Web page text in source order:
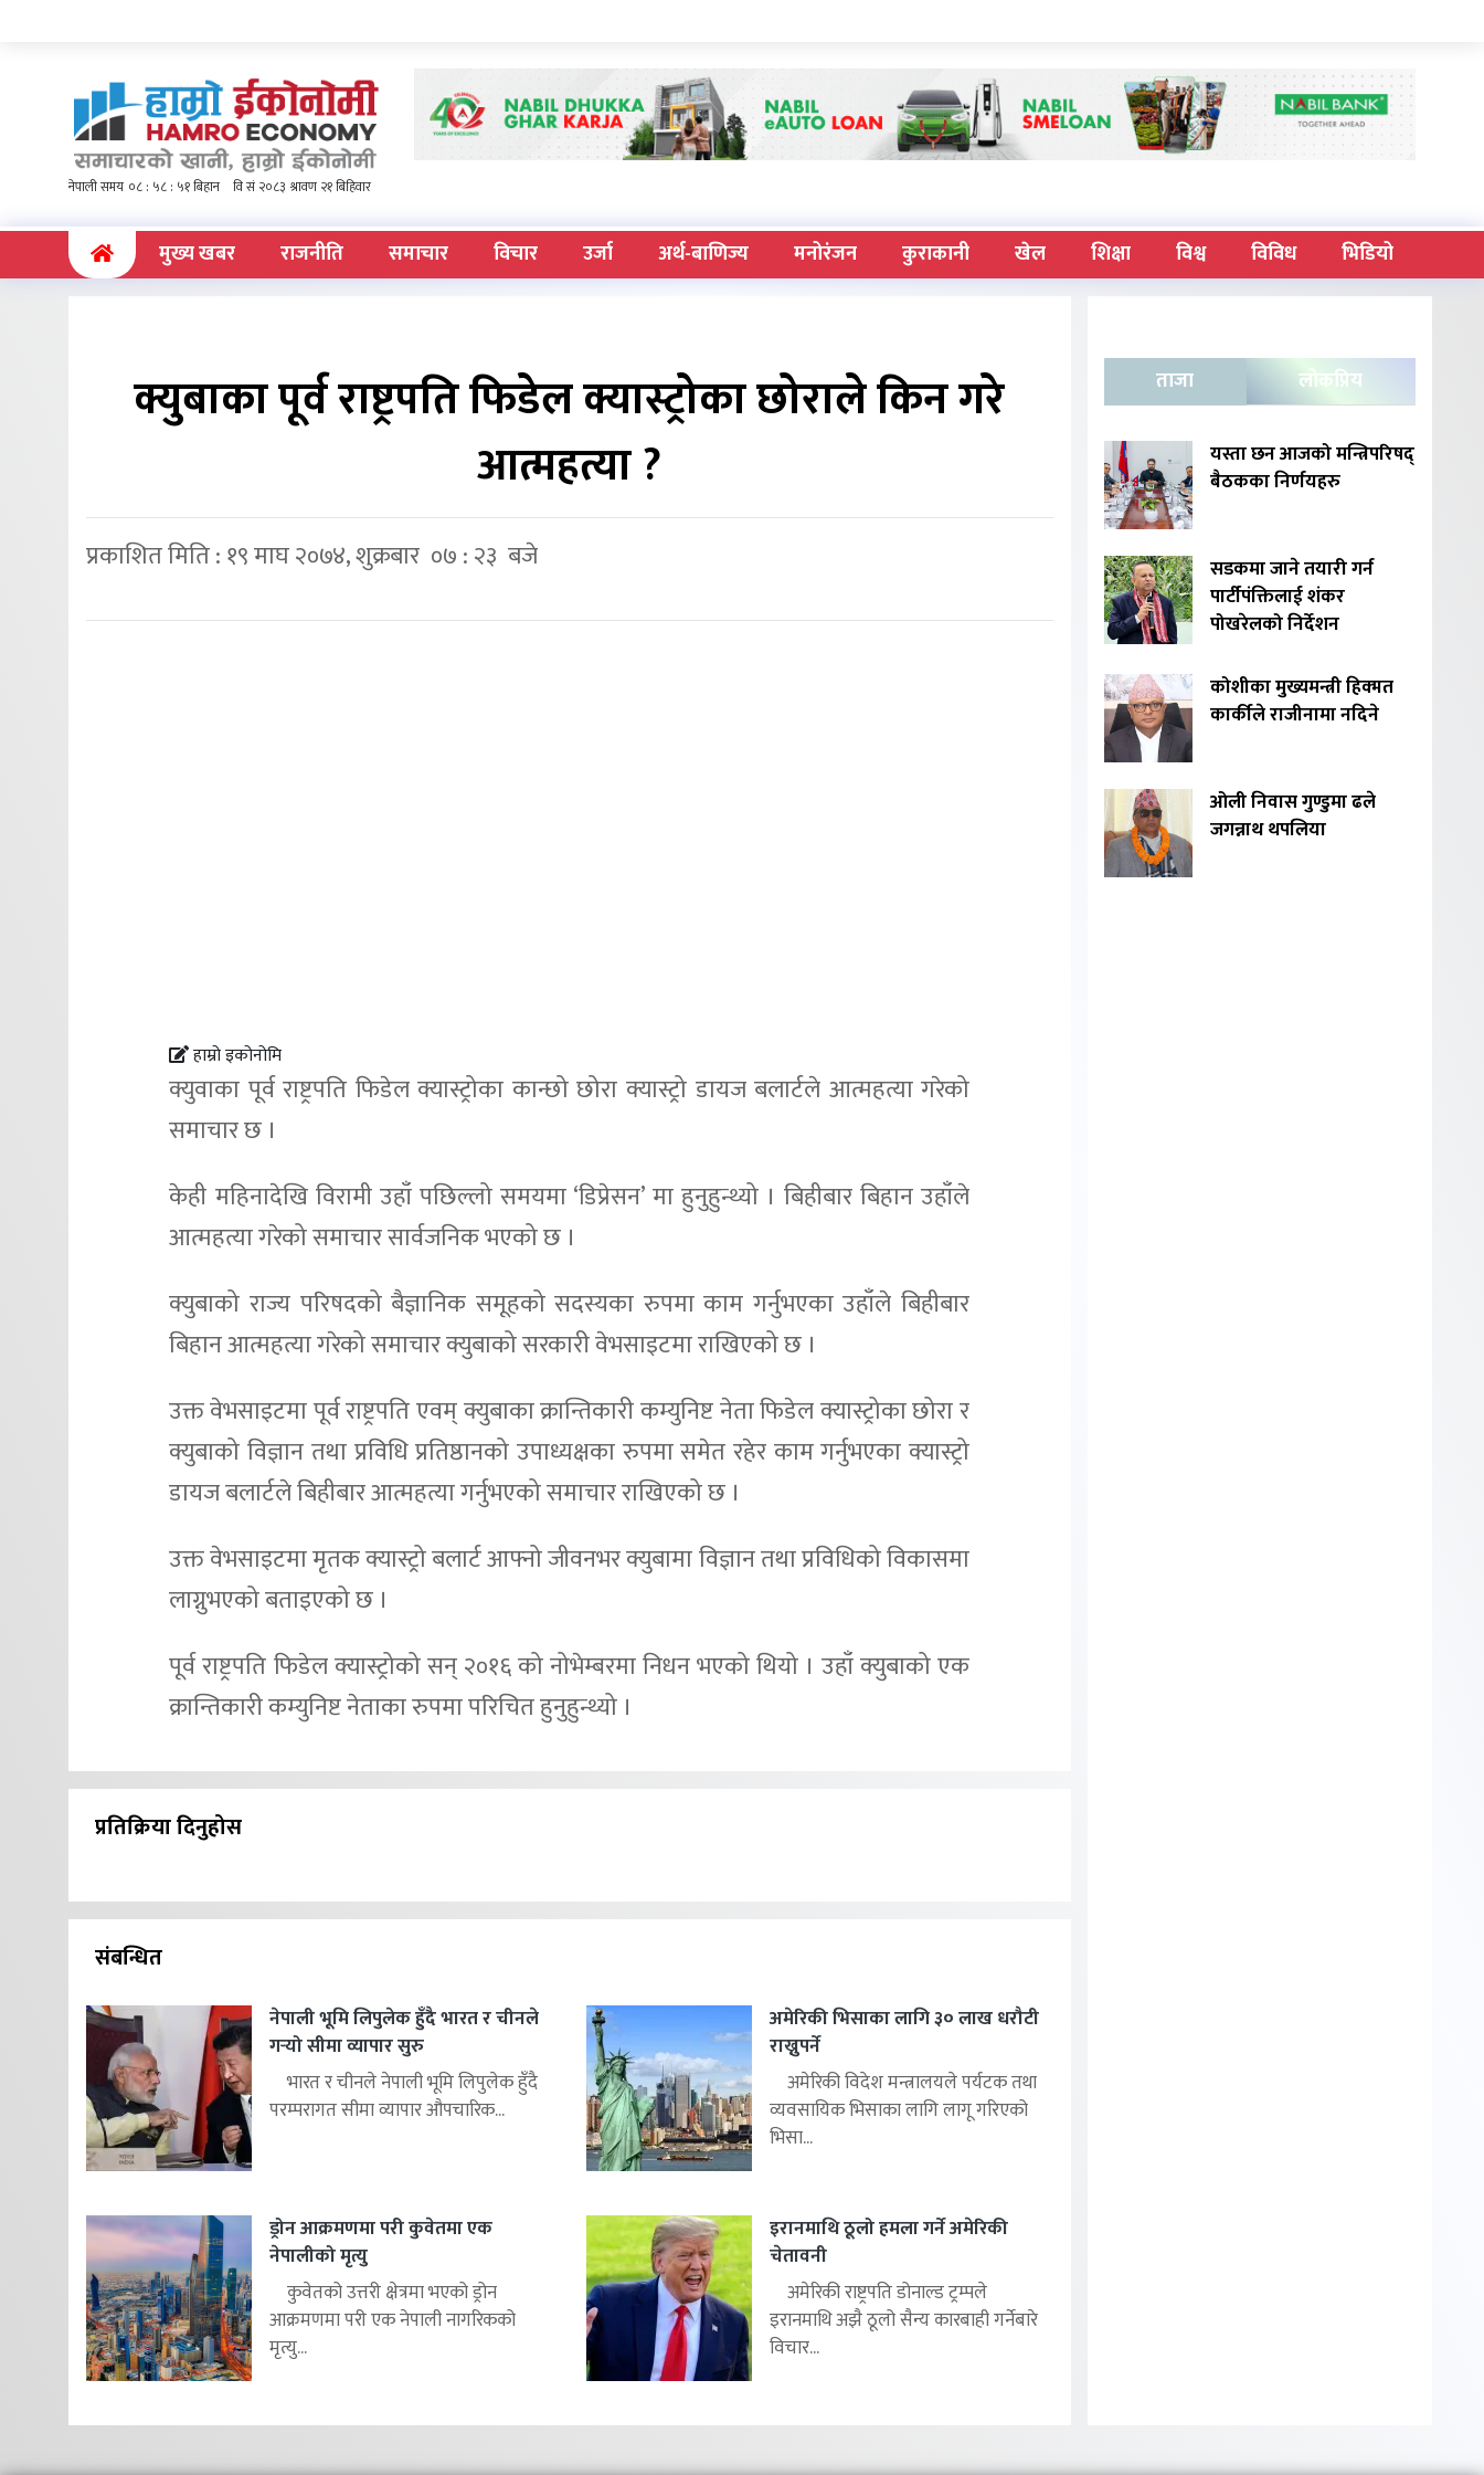
(current)मुख्य खबर राजनीति समाचार विचार उर्जा अर्थ-बाणिज्य मनोरंजन कुराकानी खेल शिक्षा विश्व विविध भिडियो
क्युबाका पूर्व राष्ट्रपति फिडेल क्यास्ट्रोका छोराले किन गरे
आत्महत्या ?
प्रकाशित मिति : १९ माघ २०७४, शुक्रबार ०७ : २३ बजे
हाम्रो इकोनोमि
क्युवाका पूर्व राष्ट्रपति फिडेल क्यास्ट्रोका कान्छो छोरा क्यास्ट्रो डायज बलार्टले आत्महत्या गरेको
समाचार छ ।
केही महिनादेखि विरामी उहाँ पछिल्लो समयमा ‘डिप्रेसन’ मा हुनुहुन्थ्यो । बिहीबार बिहान उहाँले
आत्महत्या गरेको समाचार सार्वजनिक भएको छ ।
क्युबाको राज्य परिषदको बैज्ञानिक समूहको सदस्यका रुपमा काम गर्नुभएका उहाँले बिहीबार
बिहान आत्महत्या गरेको समाचार क्युबाको सरकारी वेभसाइटमा राखिएको छ ।
उक्त वेभसाइटमा पूर्व राष्ट्रपति एवम् क्युबाका क्रान्तिकारी कम्युनिष्ट नेता फिडेल क्यास्ट्रोका छोरा र
क्युबाको विज्ञान तथा प्रविधि प्रतिष्ठानको उपाध्यक्षका रुपमा समेत रहेर काम गर्नुभएका क्यास्ट्रो
डायज बलार्टले बिहीबार आत्महत्या गर्नुभएको समाचार राखिएको छ ।
उक्त वेभसाइटमा मृतक क्यास्ट्रो बलार्ट आफ्नो जीवनभर क्युबामा विज्ञान तथा प्रविधिको विकासमा
लाग्नुभएको बताइएको छ ।
पूर्व राष्ट्रपति फिडेल क्यास्ट्रोको सन् २०१६ को नोभेम्बरमा निधन भएको थियो । उहाँ क्युबाको एक
क्रान्तिकारी कम्युनिष्ट नेताका रुपमा परिचित हुनुहुन्थ्यो ।
प्रतिक्रिया दिनुहोस
संबन्धित
नेपाली भूमि लिपुलेक हुँदै भारत र चीनले
गर्‍यो सीमा व्यापार सुरु
भारत र चीनले नेपाली भूमि लिपुलेक हुँदै
परम्परागत सीमा व्यापार औपचारिक...
अमेरिकी भिसाका लागि ३० लाख धरौटी
राख्नुपर्ने
अमेरिकी विदेश मन्त्रालयले पर्यटक तथा
व्यवसायिक भिसाका लागि लागू गरिएको
भिसा...
ड्रोन आक्रमणमा परी कुवेतमा एक
नेपालीको मृत्यु
कुवेतको उत्तरी क्षेत्रमा भएको ड्रोन
आक्रमणमा परी एक नेपाली नागरिकको
मृत्यु...
इरानमाथि ठूलो हमला गर्ने अमेरिकी
चेतावनी
अमेरिकी राष्ट्रपति डोनाल्ड ट्रम्पले
इरानमाथि अझै ठूलो सैन्य कारबाही गर्नेबारे
विचार...
ताजा लोकप्रिय
यस्ता छन आजको मन्त्रिपरिषद्
बैठकका निर्णयहरु
सडकमा जाने तयारी गर्न
पार्टीपंक्तिलाई शंकर
पोखरेलको निर्देशन
कोशीका मुख्यमन्त्री हिक्मत
कार्कीले राजीनामा नदिने
ओली निवास गुण्डुमा ढले
जगन्नाथ थपलिया